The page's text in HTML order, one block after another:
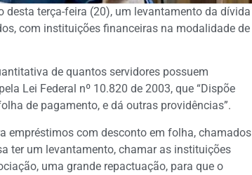
terça-feira (20), um levantamento da dívida
com instituições financeiras na modalidade de
de quantos servidores possuem
Lei Federal nº 10.820 de 2003, que “Dispõe
de pagamento, e dá outras providências”.
empréstimos com desconto em folha, chamados
ter um levantamento, chamar as instituições
uma grande repactuação, para que o